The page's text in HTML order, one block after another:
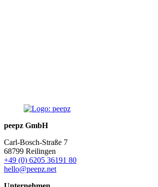
peepz GmbH
Carl-Bosch-Straße 7
68799 Reilingen
+49 (0) 6205 36191 80
hello@peepz.net